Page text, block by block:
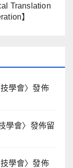
Translation
】
學會〉發佈
學會〉發佈留
學會〉發佈